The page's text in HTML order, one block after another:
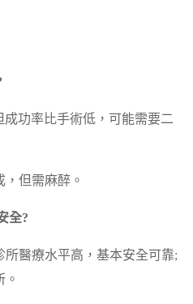
功率比手術低，可能需要二
但需麻醉。
全?
醫療水平高，基本安全可靠;